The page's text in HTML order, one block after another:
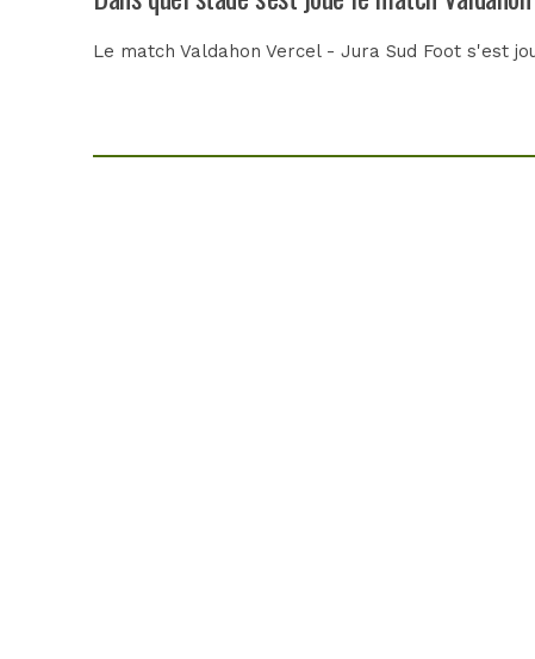
Le match Valdahon Vercel - Jura Sud Foot s'est